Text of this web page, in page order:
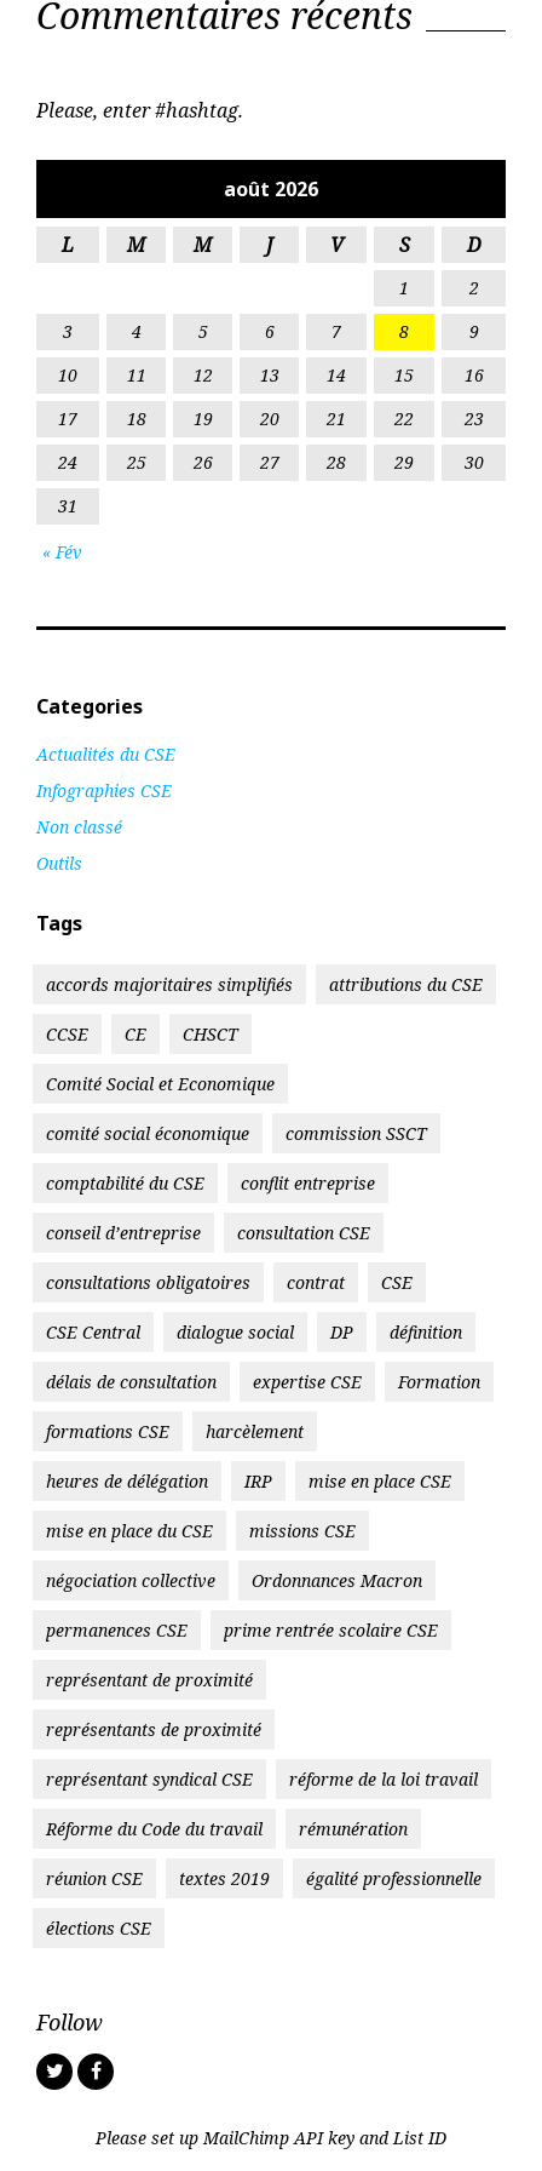
r
i
c
e
r
o
o
Commentaires récents
Please, enter #hashtag.
août 2026
L M M J V S D
« Fév
1
2
3
4 5 6 7 8
9
10
11 12 13 14 15
16
17
18 19 20 21 22
23
24
25 26 27 28 29
30
31
Categories
Actualités du CSE
Infographies CSE
Non classé
Outils
Tags
accords majoritaires simplifiés attributions du CSE
CCSE CE CHSCT
Comité Social et Economique
comité social économique commission SSCT
comptabilité du CSE conflit entreprise
conseil d’entreprise consultation CSE
consultations obligatoires contrat CSE
CSE Central dialogue social DP définition
délais de consultation expertise CSE Formation
formations CSE harcèlement
heures de délégation IRP mise en place CSE
mise en place du CSE missions CSE
négociation collective Ordonnances Macron
permanences CSE prime rentrée scolaire CSE
représentant de proximité
représentants de proximité
représentant syndical CSE réforme de la loi travail
Réforme du Code du travail rémunération
réunion CSE textes 2019 égalité professionnelle
élections CSE
Follow
Please set up MailChimp API key and List ID